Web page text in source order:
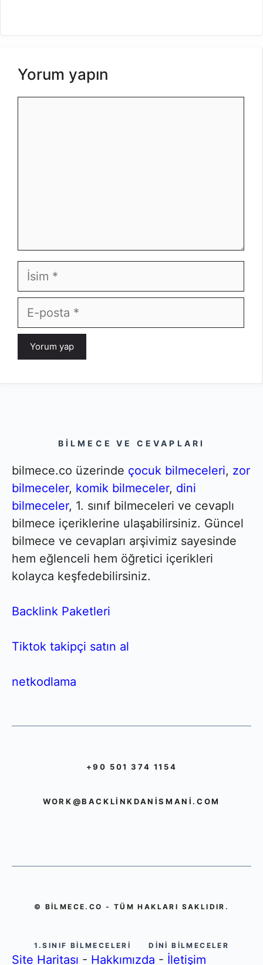
Yorum yapın
İsim
E-
posta
BILMECE VE CEVAPLARI
bilmece.co üzerinde çocuk bilmeceleri, zor
bilmeceler, komik bilmeceler, dini
bilmeceler, 1. sınıf bilmeceleri ve cevaplı
bilmece içeriklerine ulaşabilirsiniz. Güncel
bilmece ve cevapları arşivimiz sayesinde
hem eğlenceli hem öğretici içerikleri
kolayca keşfedebilirsiniz.
Backlink Paketleri
Tiktok takipçi satın al
netkodlama
+90 501 374 1154
WORK@BACKLINKDANISMANI.COM
© BILMECE.CO - TÜM HAKLARI SAKLIDIR.
1.SINIF BILMECELERI DINI BILMECELER
Site Haritası - Hakkımızda - İletişim